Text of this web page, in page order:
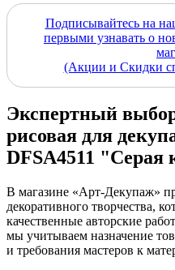
Подписывайтесь на
первыми узнавать о
(Акции и Скидки
Экспертный
рисовая для
DFSA4511
В магазине «Арт-Декупаж»
декоративного творчества,
качественные авторские
мы учитываем назначение
и требования мастеров к